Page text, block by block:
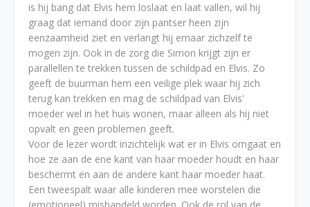
is hij bang dat Elvis hem loslaat en laat vallen, wil hij
graag dat iemand door zijn pantser heen zijn
eenzaamheid ziet en verlangt hij ernaar zichzelf te
mogen zijn. Ook in de zorg die Simon krijgt zijn er
parallellen te trekken tussen de schildpad en Elvis. Zo
geeft de buurman hem een veilige plek waar hij zich
terug kan trekken en mag de schildpad van Elvis'
moeder wel in het huis wonen, maar alleen als hij niet
opvalt en geen problemen geeft.
Voor de lezer wordt inzichtelijk wat er in Elvis omgaat en
hoe ze aan de ene kant van haar moeder houdt en haar
beschermt en aan de andere kant haar moeder haat.
Een tweespalt waar alle kinderen mee worstelen die